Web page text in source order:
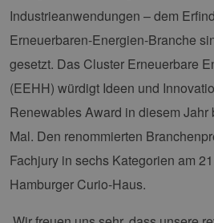
Industrieanwendungen – dem
Erneuerbaren-Energien-Branche
gesetzt. Das Cluster Erneuerbare
(EEHH) würdigt Ideen und
Renewables Award in diesem Jahr
Mal. Den renommierten
Fachjury in sechs Kategorien am
Hamburger Curio-Haus.